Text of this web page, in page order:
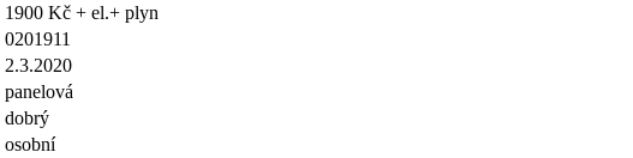
1900 Kč + el.+ plyn
0201911
2.3.2020
panelová
dobrý
osobní